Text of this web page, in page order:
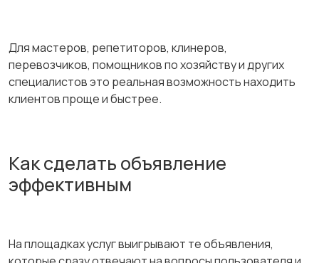
Для мастеров, репетиторов, клинеров,
перевозчиков, помощников по хозяйству и других
специалистов это реальная возможность находить
клиентов проще и быстрее.
Как сделать объявление
эффективным
На площадках услуг выигрывают те объявления,